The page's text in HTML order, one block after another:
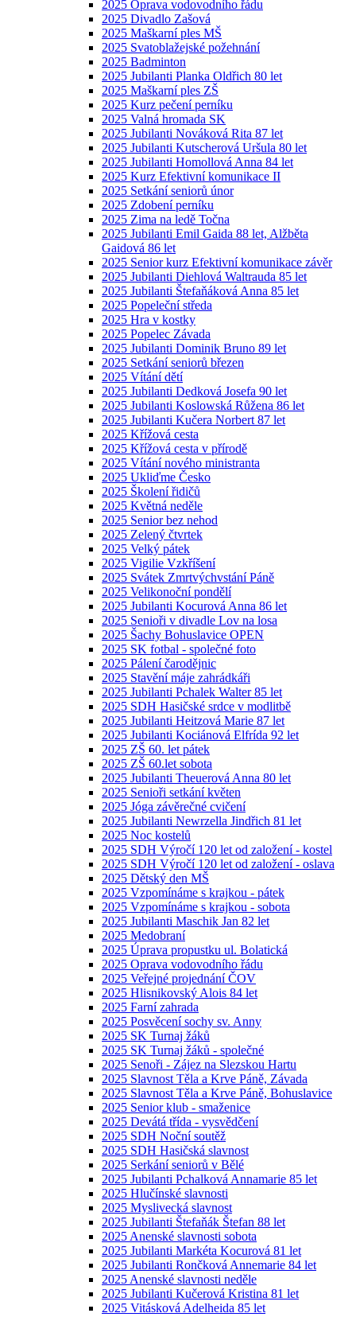
2025 Oprava vodovodního řádu
2025 Divadlo Zašová
2025 Maškarní ples MŠ
2025 Svatoblažejské požehnání
2025 Badminton
2025 Jubilanti Planka Oldřich 80 let
2025 Maškarní ples ZŠ
2025 Kurz pečení perníku
2025 Valná hromada SK
2025 Jubilanti Nováková Rita 87 let
2025 Jubilanti Kutscherová Uršula 80 let
2025 Jubilanti Homollová Anna 84 let
2025 Kurz Efektivní komunikace II
2025 Setkání seniorů únor
2025 Zdobení perníku
2025 Zima na ledě Točna
2025 Jubilanti Emil Gaida 88 let, Alžběta
Gaidová 86 let
2025 Senior kurz Efektivní komunikace závěr
2025 Jubilanti Diehlová Waltrauda 85 let
2025 Jubilanti Štefaňáková Anna 85 let
2025 Popeleční středa
2025 Hra v kostky
2025 Popelec Závada
2025 Jubilanti Dominik Bruno 89 let
2025 Setkání seniorů březen
2025 Vítání dětí
2025 Jubilanti Dedková Josefa 90 let
2025 Jubilanti Koslowská Růžena 86 let
2025 Jubilanti Kučera Norbert 87 let
2025 Křížová cesta
2025 Křížová cesta v přírodě
2025 Vítání nového ministranta
2025 Ukliďme Česko
2025 Školení řidičů
2025 Květná neděle
2025 Senior bez nehod
2025 Zelený čtvrtek
2025 Velký pátek
2025 Vigilie Vzkříšení
2025 Svátek Zmrtvýchvstání Páně
2025 Velikonoční pondělí
2025 Jubilanti Kocurová Anna 86 let
2025 Senioři v divadle Lov na losa
2025 Šachy Bohuslavice OPEN
2025 SK fotbal - společné foto
2025 Pálení čarodějnic
2025 Stavění máje zahrádkáři
2025 Jubilanti Pchalek Walter 85 let
2025 SDH Hasičské srdce v modlitbě
2025 Jubilanti Heitzová Marie 87 let
2025 Jubilanti Kociánová Elfrída 92 let
2025 ZŠ 60. let pátek
2025 ZŠ 60.let sobota
2025 Jubilanti Theuerová Anna 80 let
2025 Senioři setkání květen
2025 Jóga závěrečné cvičení
2025 Jubilanti Newrzella Jindřich 81 let
2025 Noc kostelů
2025 SDH Výročí 120 let od založení - kostel
2025 SDH Výročí 120 let od založení - oslava
2025 Dětský den MŠ
2025 Vzpomínáme s krajkou - pátek
2025 Vzpomínáme s krajkou - sobota
2025 Jubilanti Maschik Jan 82 let
2025 Medobraní
2025 Úprava propustku ul. Bolatická
2025 Oprava vodovodního řádu
2025 Veřejné projednání ČOV
2025 Hlisnikovský Alois 84 let
2025 Farní zahrada
2025 Posvěcení sochy sv. Anny
2025 SK Turnaj žáků
2025 SK Turnaj žáků - společné
2025 Senoři - Zájez na Slezskou Hartu
2025 Slavnost Těla a Krve Páně, Závada
2025 Slavnost Těla a Krve Páně, Bohuslavice
2025 Senior klub - smaženice
2025 Devátá třída - vysvědčení
2025 SDH Noční soutěž
2025 SDH Hasičská slavnost
2025 Serkání seniorů v Bělé
2025 Jubilanti Pchalková Annamarie 85 let
2025 Hlučínské slavnosti
2025 Myslivecká slavnost
2025 Jubilanti Štefaňák Štefan 88 let
2025 Anenské slavnosti sobota
2025 Jubilanti Markéta Kocurová 81 let
2025 Jubilanti Rončková Annemarie 84 let
2025 Anenské slavnosti neděle
2025 Jubilanti Kučerová Kristina 81 let
2025 Vitásková Adelheida 85 let